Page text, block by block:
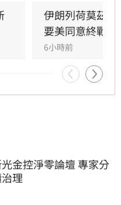
伊朗列荷莫茲
要美同意終戰撤
6小時前
金控淨零論壇 專家分
理